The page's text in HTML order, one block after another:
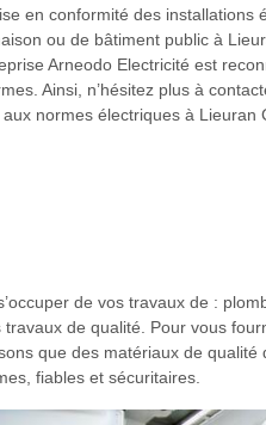
en conformité des installations
ou de bâtiment public à
Arneodo Electricité est
Ainsi, n’hésitez plus à
normes électriques à Lieuran
de vos travaux de :
de qualité. Pour vous
que des matériaux de qualité
fiables et sécuritaires.